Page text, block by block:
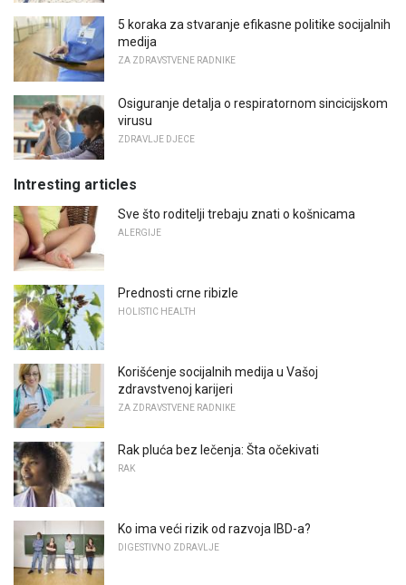
5 koraka za stvaranje efikasne politike socijalnih
medija
ZA ZDRAVSTVENE RADNIKE
Osiguranje detalja o respiratornom sincicijskom
virusu
ZDRAVLJE DJECE
Intresting articles
Sve što roditelji trebaju znati o košnicama
ALERGIJE
Prednosti crne ribizle
HOLISTIC HEALTH
Korišćenje socijalnih medija u Vašoj
zdravstvenoj karijeri
ZA ZDRAVSTVENE RADNIKE
Rak pluća bez lečenja: Šta očekivati
RAK
Ko ima veći rizik od razvoja IBD-a?
DIGESTIVNO ZDRAVLJE